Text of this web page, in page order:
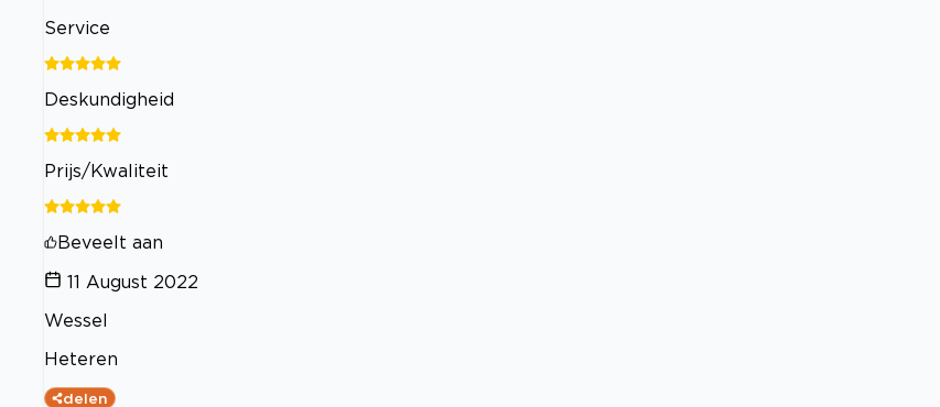
Service
Deskundigheid
Prijs/Kwaliteit
Beveelt aan
11 August 2022
Wessel
Heteren
delen